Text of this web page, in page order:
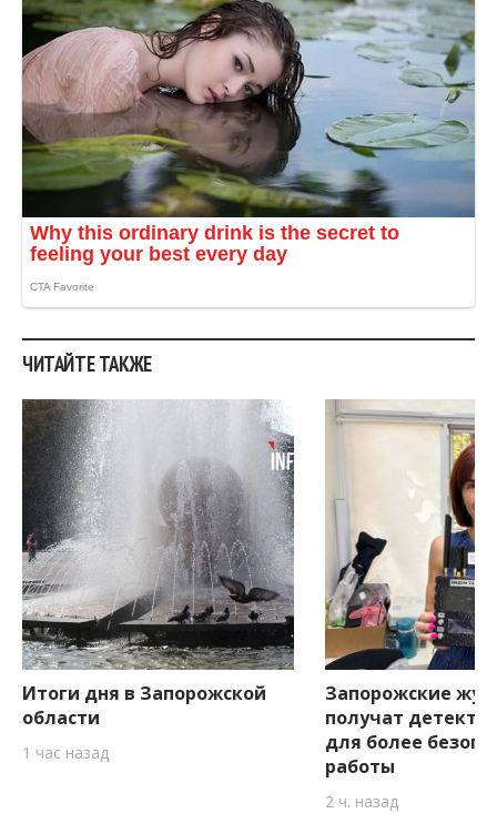
ЧИТАЙТЕ ТАКЖЕ
Итоги дня в Запорожской
области
1 час назад
Запорожские
получат
для более
работы
2 ч. назад